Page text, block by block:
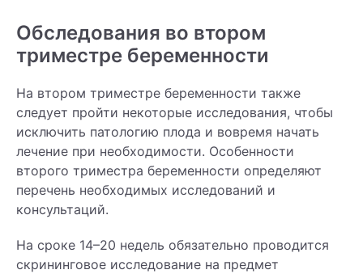
Обследования во втором
триместре беременности
На втором триместре беременности также
следует пройти некоторые исследования, чтобы
исключить патологию плода и вовремя начать
лечение при необходимости. Особенности
второго триместра беременности определяют
перечень необходимых исследований и
консультаций.
На сроке 14–20 недель обязательно проводится
скрининговое исследование на предмет